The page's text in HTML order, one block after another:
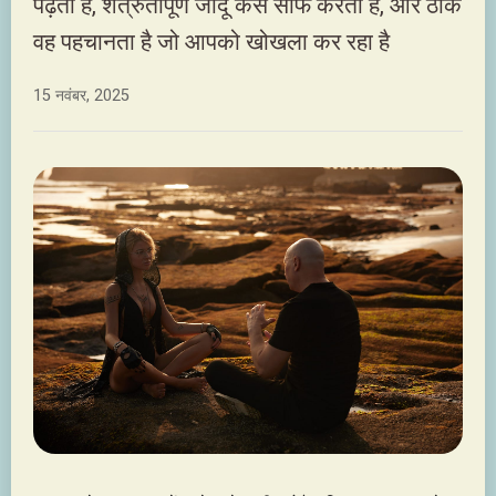
पढ़ता है, शत्रुतापूर्ण जादू कैसे साफ करता है, और ठीक
वह पहचानता है जो आपको खोखला कर रहा है
15 नवंबर, 2025